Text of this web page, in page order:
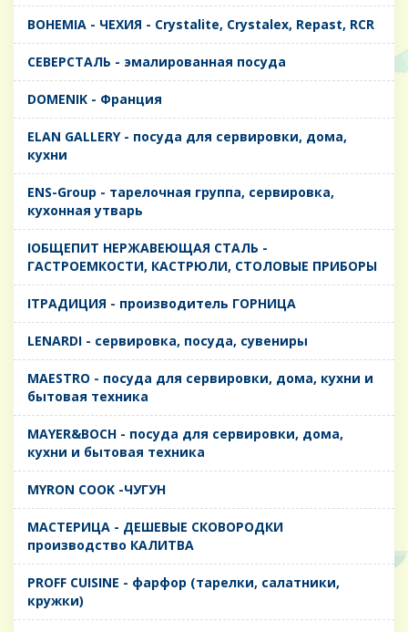
BOHEMIA - ЧЕХИЯ - Crystalite, Crystalex, Repast, RCR
CЕВЕРСТАЛЬ - эмалированная посуда
DOMENIK - Франция
ELAN GALLERY - посуда для сервировки, дома,
кухни
ENS-Group - тарелочная группа, сервировка,
кухонная утварь
IОБЩЕПИТ НЕРЖАВЕЮЩАЯ СТАЛЬ -
ГАСТРОЕМКОСТИ, КАСТРЮЛИ, СТОЛОВЫЕ ПРИБОРЫ
IТРАДИЦИЯ - производитель ГОРНИЦА
LENARDI - сервировка, посуда, сувениры
MAESTRO - посуда для сервировки, дома, кухни и
бытовая техника
MAYER&BOCH - посуда для сервировки, дома,
кухни и бытовая техника
MYRON COOK -ЧУГУН
MАСТЕРИЦА - ДЕШЕВЫЕ СКОВОРОДКИ
производство КАЛИТВА
PROFF CUISINE - фарфор (тарелки, салатники,
кружки)